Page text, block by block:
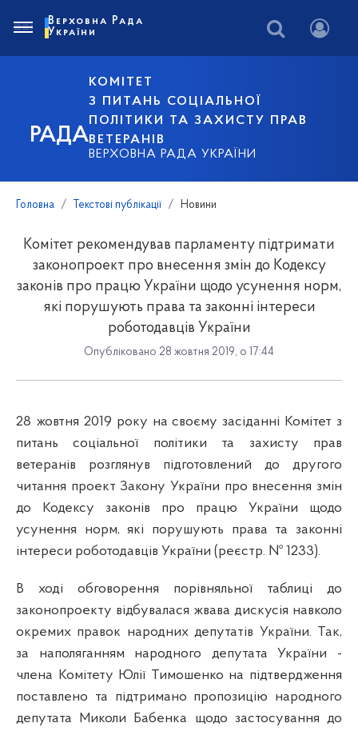
РАДА
КОМІТЕТ
З ПИТАНЬ СОЦІАЛЬНОЇ
ПОЛІТИКИ ТА ЗАХИСТУ ПРАВ
ВЕТЕРАНІВ
ВЕРХОВНА РАДА УКРАЇНИ
Верховна Рада
України
Головна Текстові публікації Новини
Комітет рекомендував парламенту підтримати
законопроект про внесення змін до Кодексу
законів про працю України щодо усунення норм,
які порушують права та законні інтереси
роботодавців України
Опубліковано 28 жовтня 2019, о 17:44
28 жовтня 2019 року на своєму засіданні Комітет з
питань соціальної політики та захисту прав
ветеранів розглянув підготовлений до другого
читання проект Закону України про внесення змін
до Кодексу законів про працю України щодо
усунення норм, які порушують права та законні
інтереси роботодавців України (реєстр. № 1233).
В ході обговорення порівняльної таблиці до
законопроекту відбувалася жвава дискусія навколо
окремих правок народних депутатів України. Так,
за наполяганням народного депутата України -
члена Комітету Юлії Тимошенко на підтвердження
поставлено та підтримано пропозицію народного
депутата Миколи Бабенка щодо застосування до